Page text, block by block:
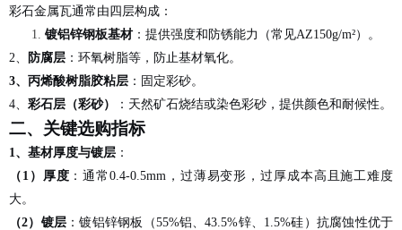
彩石金属瓦通常由四层构成：
镀铝锌钢板基材：提供强度和防锈能力（常见AZ150g/m²）。
2、
防腐层 ：环氧树脂等，防止基材氧化。
3、 丙烯酸树脂胶粘层 ：固定彩砂。
4、 彩石层（彩砂） ：天然矿石烧结或染色彩砂，提供颜色和耐候性。
二、关键选购指标
1、 基材厚度与镀层 ：
（ 1 ） 厚度 ：通常0.4-0.5mm，过薄易变形，过厚成本高且施工难度
大。
（2） 镀层 ：镀铝锌钢板（55%铝、43.5%锌、1.5%硅）抗腐蚀性优于